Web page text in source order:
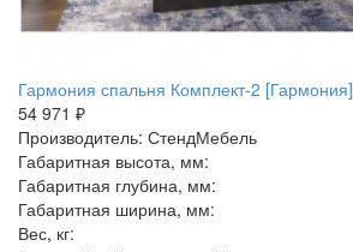
Гармония спальня Комплект-2 [Гармония]
54 971 ₽
Производитель: СтендМебель
Габаритная высота, мм:
Габаритная глубина, мм:
Габаритная ширина, мм:
Вес, кг: